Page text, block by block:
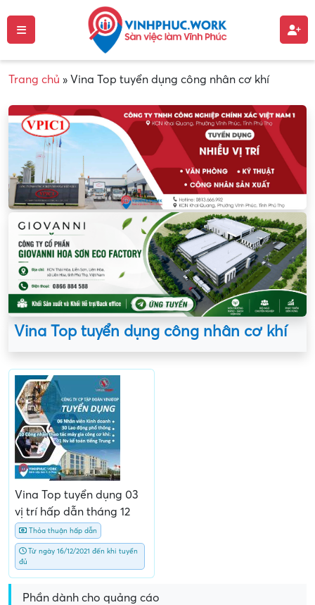
Trang chủ » Vina Top tuyển dụng công nhân cơ khí
Vina Top tuyển dụng công nhân cơ khí
Vina Top tuyển dụng 03
vị trí hấp dẫn tháng 12
Thỏa thuận hấp dẫn
Từ ngày 16/12/2021 đến khi tuyển
đủ
Phần dành cho quảng cáo